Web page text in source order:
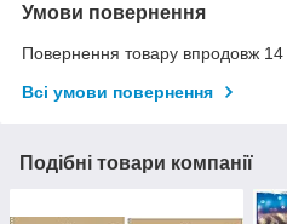
Умови повернення
Повернення товару впродовж 14
Всі умови повернення
Подібні товари компанії